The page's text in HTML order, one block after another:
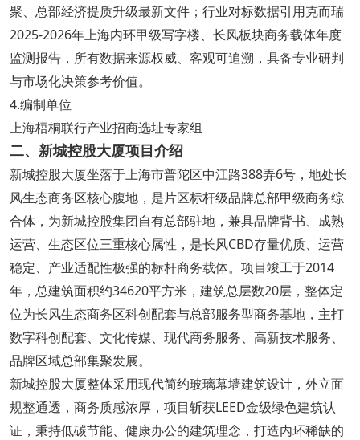
聚、总部经济提质升级最新文件；行业对标数据引用克而瑞
2025-2026年上海内环甲级写字楼、长风板块商务载体年度
监测报告，所有数据来源权威、客观可追溯，具备专业研判
与市场化决策参考价值。
4.编制单位
上海梧桐联行产业招商选址专家组
二、新城控股大厦项目介绍
新城控股大厦坐落于上海市普陀区中江路388弄6号，地处长
风生态商务区核心腹地，是片区标杆级品牌总部甲级商务综
合体，为新城控股集团自有总部驻地，兼具品牌背书、成熟
运营、生态区位三重核心属性，是长风CBD存量优质、运营
稳定、产业适配性极强的标杆商务载体。项目竣工于2014
年，总建筑面积约34620平方米，建筑总层数20层，整体定
位为长风生态商务区科创配套与总部服务型商务基地，主打
数字科创配套、文化传媒、现代商务服务、高新技术服务、
品牌区域总部集聚发展。
新城控股大厦整体采用现代简约玻璃幕墙建筑设计，外立面
规整通透，商务质感浓厚，项目斩获LEED金级绿色建筑认
证，秉持低碳节能、健康办公的建筑理念，打造内环稀缺的